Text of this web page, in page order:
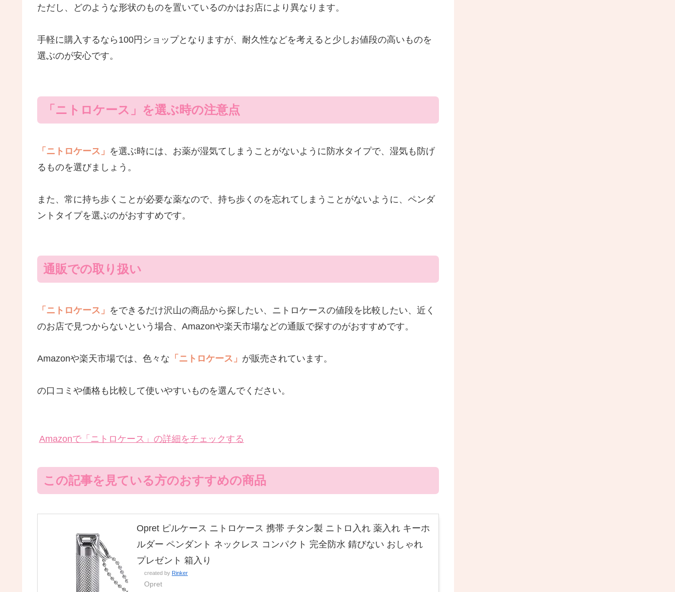
ただし、どのような形状のものを置いているのかはお店により異なります。
手軽に購入するなら100円ショップとなりますが、耐久性などを考えると少しお値段の高いものを
選ぶのが安心です。
「ニトロケース」を選ぶ時の注意点
「ニトロケース」 を選ぶ時には、お薬が湿気てしまうことがないように防水タイプで、湿気も防げ
るものを選びましょう。
また、常に持ち歩くことが必要な薬なので、持ち歩くのを忘れてしまうことがないように、ペンダ
ントタイプを選ぶのがおすすめです。
通販での取り扱い
「ニトロケース」 をできるだけ沢山の商品から探したい、ニトロケースの値段を比較したい、近く
のお店で見つからないという場合、Amazonや楽天市場などの通販で探すのがおすすめです。
Amazonや楽天市場では、色々な 「ニトロケース」 が販売されています。
の口コミや価格も比較して使いやすいものを選んでください。
Amazonで「ニトロケース」の詳細をチェックする
この記事を見ている方のおすすめの商品
Opret ピルケース ニトロケース 携帯 チタン製 ニトロ入れ 薬入れ キーホ
ルダー ペンダント ネックレス コンパクト 完全防水 錆びない おしゃれ
プレゼント 箱入り
created by Rinker
Opret